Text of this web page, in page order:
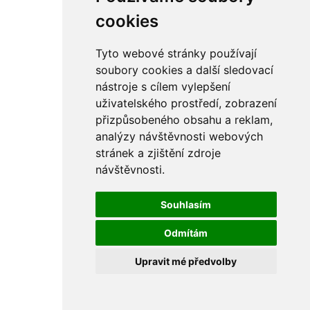
cookies
Tyto webové stránky používají
soubory cookies a další sledovací
nástroje s cílem vylepšení
uživatelského prostředí, zobrazení
přizpůsobeného obsahu a reklam,
analýzy návštěvnosti webových
stránek a zjištění zdroje
návštěvnosti.
Souhlasím
Odmítám
Upravit mé předvolby
řetězy
ostatní části
sekundární
sání
sedla
spojovací materiál
matice
podložky
pojistné kroužky
šrouby
výbava
výfuky a kolena
bowdeny a lanka
filtry
gufera